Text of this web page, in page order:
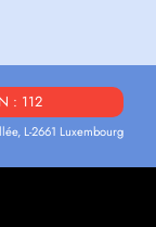
: 112
L-2661 Luxembourg